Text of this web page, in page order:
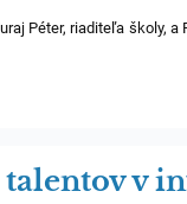
Péter, riaditeľa školy, a
v